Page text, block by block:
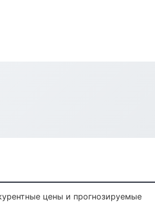
цены и прогнозируемые